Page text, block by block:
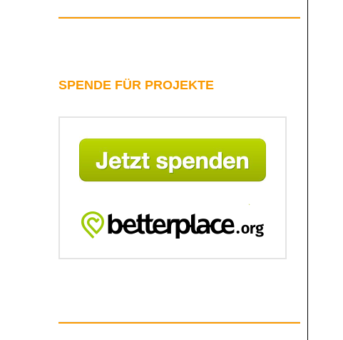
SPENDE FÜR PROJEKTE